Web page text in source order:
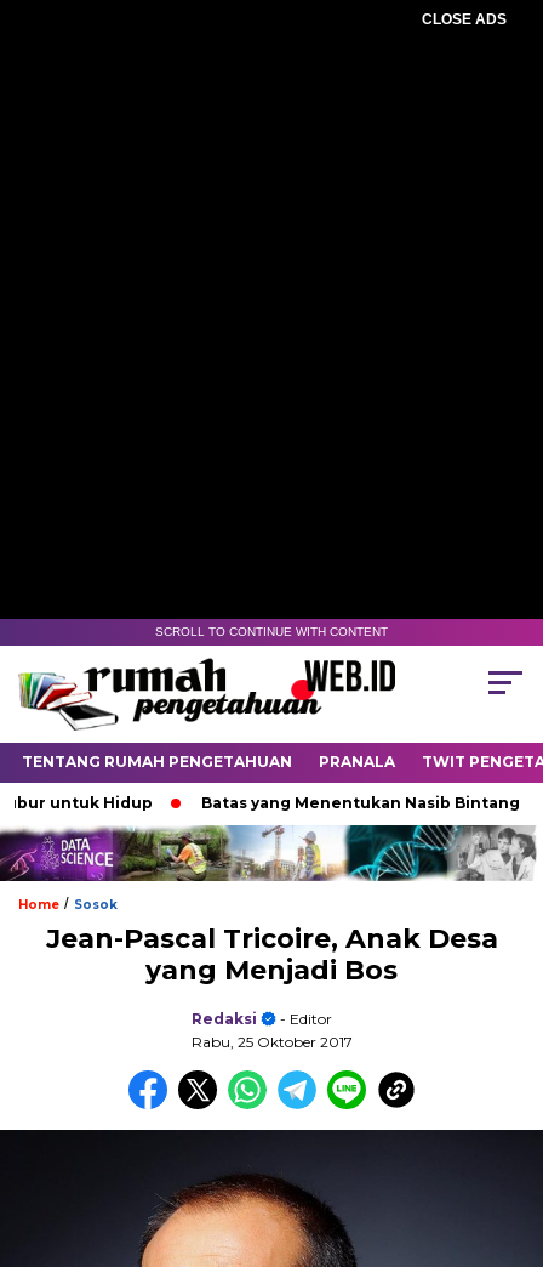
CLOSE ADS
SCROLL TO CONTINUE WITH CONTENT
TENTANG RUMAH PENGETAHUAN PRANALA TWIT
Hidup Batas yang Menentukan Nasib Bintang
Home / Sosok
Jean-Pascal Tricoire, Anak Desa
yang Menjadi Bos
Redaksi
- Editor
Rabu, 25 Oktober 2017